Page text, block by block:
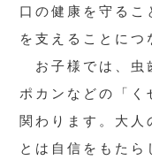
口の健康を守る
を支えることにつ
お子様では、虫
ポカンなどの「く
関わります。大人
とは自信をもた